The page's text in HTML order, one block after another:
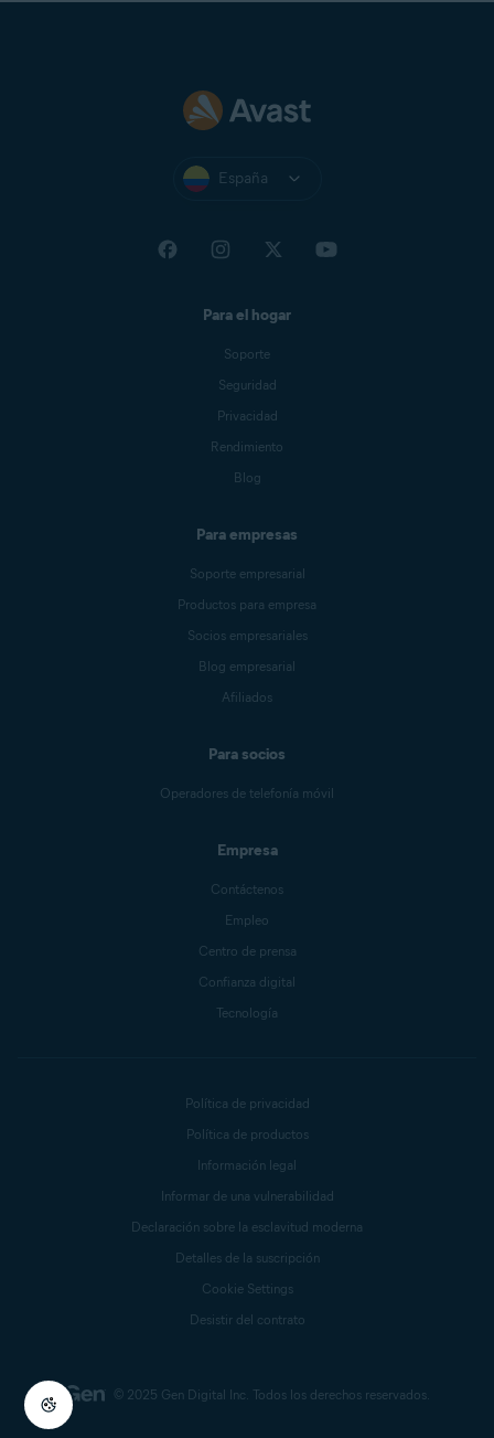
España
Para el hogar
Soporte
Seguridad
Privacidad
Rendimiento
Blog
Para empresas
Soporte empresarial
Productos para empresa
Socios empresariales
Blog empresarial
Afiliados
Para socios
Operadores de telefonía móvil
Empresa
Contáctenos
Empleo
Centro de prensa
Confianza digital
Tecnología
© 2025 Gen Digital Inc. Todos los derechos reservados.
Política de privacidad
Política de productos
Información legal
Informar de una vulnerabilidad
Declaración sobre la esclavitud moderna
Detalles de la suscripción
Cookie Settings
Desistir del contrato